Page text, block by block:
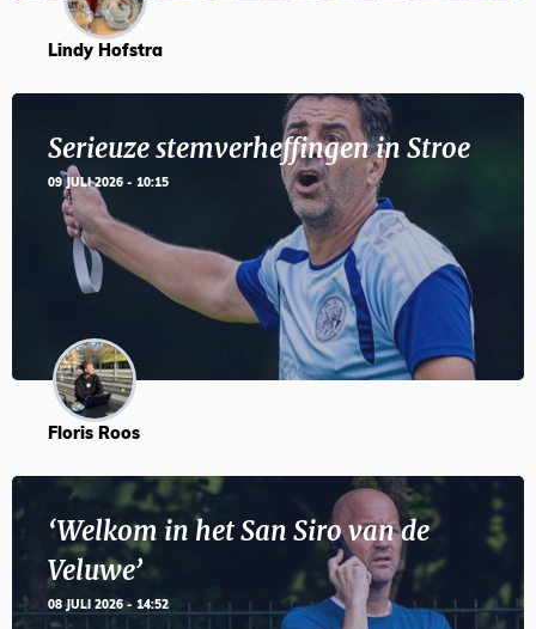
Lindy Hofstra
Serieuze stemverheffingen in Stroe
09 JULI 2026 - 10:15
Floris Roos
‘Welkom in het San Siro van de
Veluwe’
08 JULI 2026 - 14:52